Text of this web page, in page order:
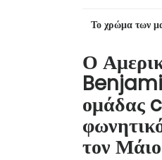
Το χρώμα των
Ο
ομάδας
τον